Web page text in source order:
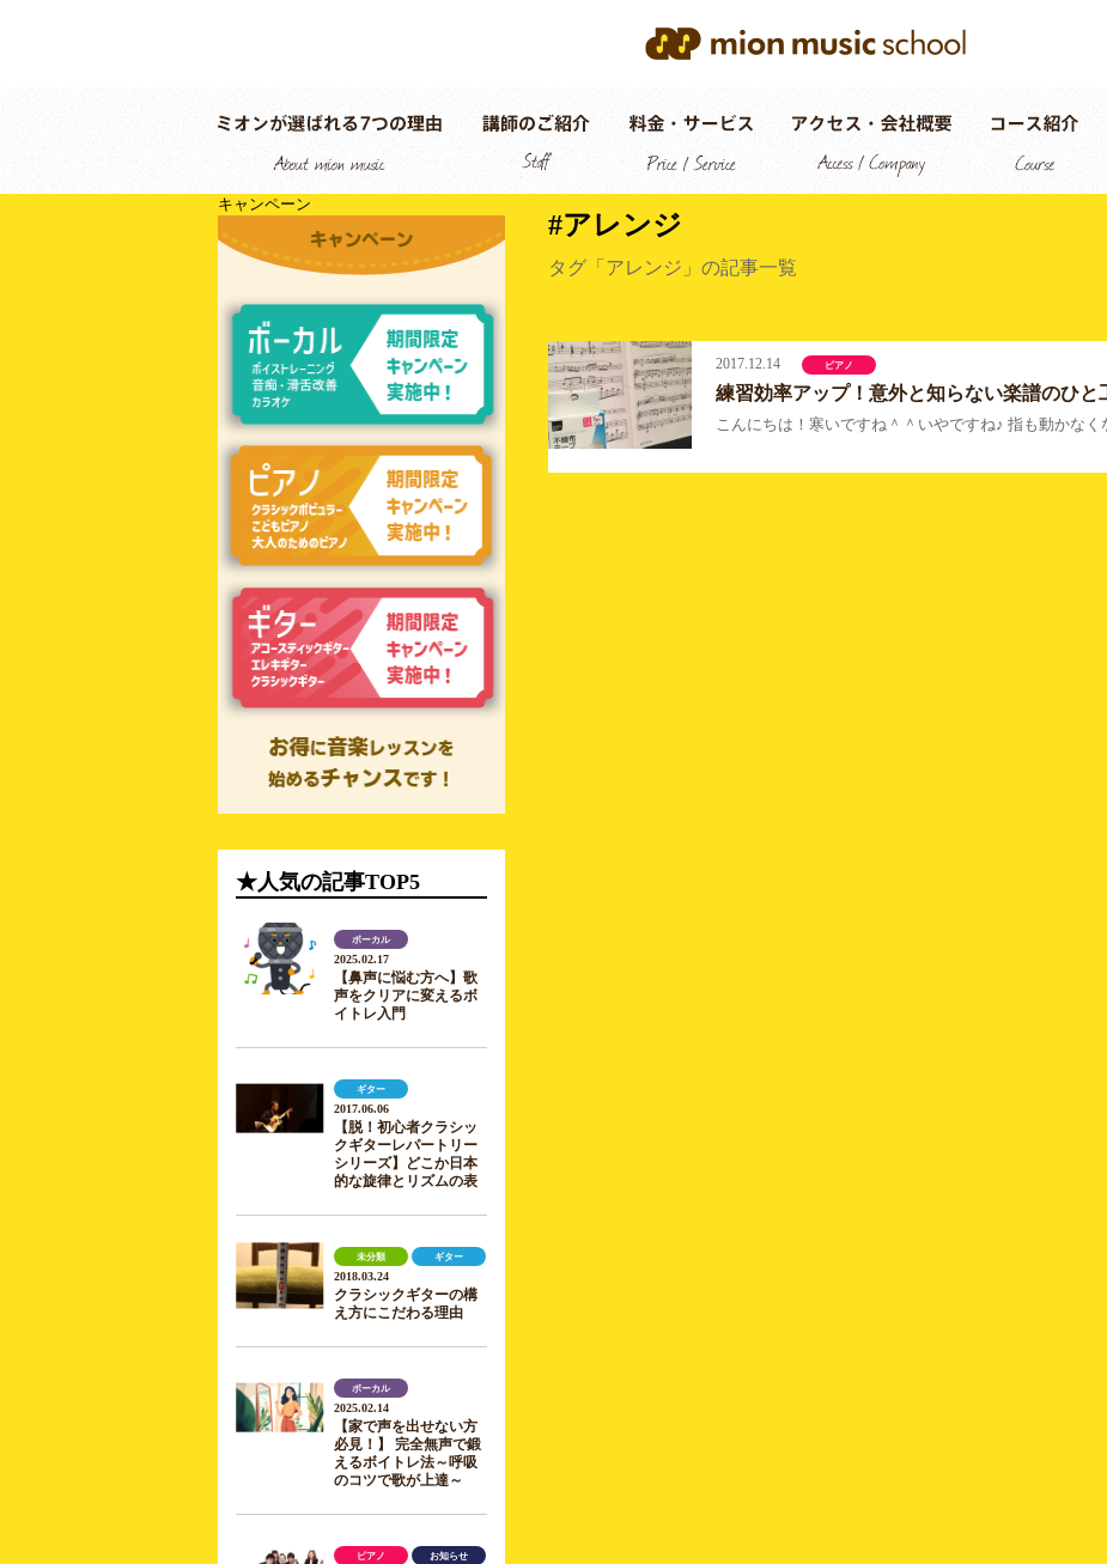
キャンペーン
★人気の記事TOP5
ボーカル
2025.02.17
【鼻声に悩む方へ】歌
声をクリアに変えるボ
イトレ入門
ギター
2017.06.06
【脱！初心者クラシッ
クギターレパートリー
シリーズ】どこか日本
的な旋律とリズムの表
未分類 ギター
2018.03.24
クラシックギターの構
え方にこだわる理由
ボーカル
2025.02.14
【家で声を出せない方
必見！】 完全無声で鍛
えるボイトレ法～呼吸
のコツで歌が上達～
ピアノ
お知らせ
#アレンジ
タグ「アレンジ」の記事一覧
2017.12.14 ピアノ
練習効率アップ！意外と知らない楽譜のひと
こんにちは！寒いですね＾＾いやですね♪ 指も動かな